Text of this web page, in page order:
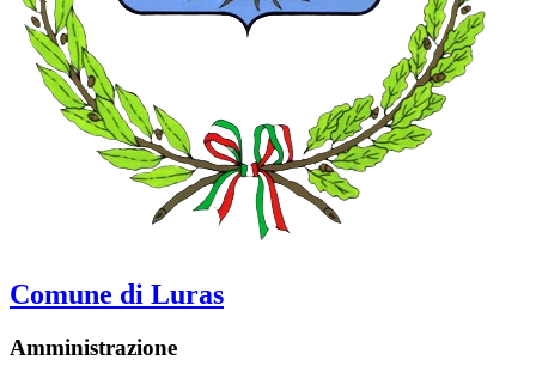
Comune di Luras
Amministrazione